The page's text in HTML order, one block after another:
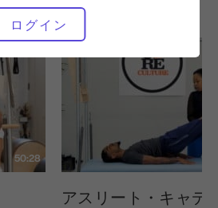
ログイン
ト
50:28
アスリート・キャデ